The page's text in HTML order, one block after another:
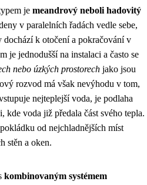
je meandrový neboli hadovitý
v paralelních řadách vedle sebe,
dochází k otočení a pokračování v
je jednodušší na instalaci a často se
nebo úzkých prostorech jako jsou
rozvod má však nevýhodu v tom,
nejteplejší voda, je podlaha
kde voda již předala část svého tepla.
od nejchladnějších míst
stěn a oken.
kombinovaným systémem